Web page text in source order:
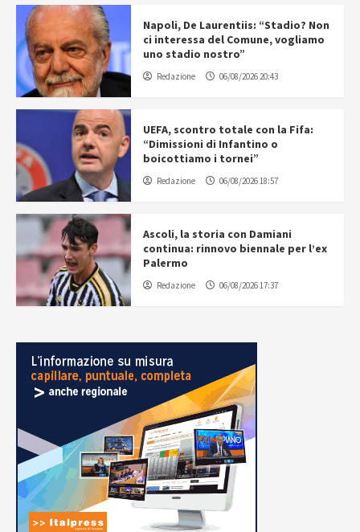
Napoli, De Laurentiis: “Stadio? Non
ci interessa del Comune, vogliamo
uno stadio nostro”
Redazione 06/08/2026 20:43
UEFA, scontro totale con la Fifa:
“Dimissioni di Infantino o
boicottiamo i tornei”
Redazione 06/08/2026 18:57
Ascoli, la storia con Damiani
continua: rinnovo biennale per l’ex
Palermo
Redazione 06/08/2026 17:37